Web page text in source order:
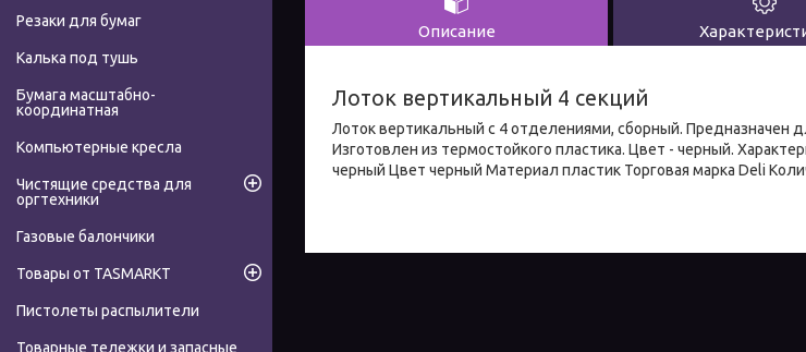
Описание
Лоток вертикальный 4 секций
Лоток вертикальный с 4 отделениями, сборный. Предназначен
Изготовлен из термостойкого пластика. Цвет - черный.
черный Цвет черный Материал пластик Торговая марка Deli
Резаки для бумаг
Калька под тушь
Бумага масштабно-
координатная
Компьютерные кресла
Чистящие средства для
оргтехники
Газовые балончики
Товары от TASMARKT
Пистолеты распылители
Товарные тележки и запасные